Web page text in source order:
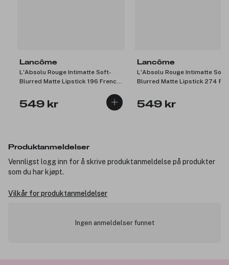
Lancôme
L'Absolu Rouge Intimatte Soft-
Blurred Matte Lipstick 196 French
549 kr
Lancôme
L'Absolu Rouge Intimatte Soft-
Blurred Matte Lipstick 274
549 kr
Produktanmeldelser
Vennligst logg inn for å skrive produktanmeldelse på produkter
som du har kjøpt.
Vilkår for produktanmeldelser
Ingen anmeldelser funnet